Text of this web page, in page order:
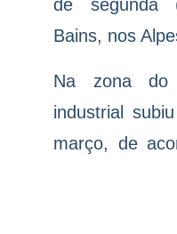
de segunda
Bains, nos
Na zona do
industrial
março, de